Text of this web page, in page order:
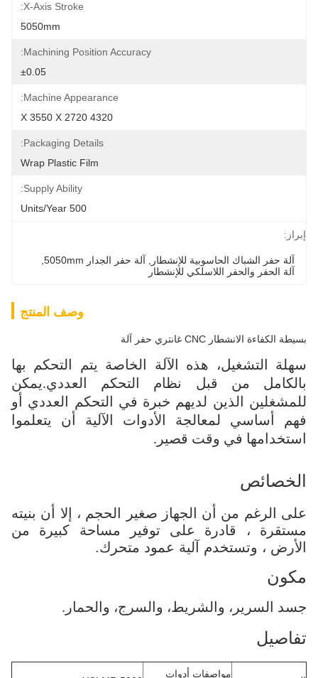
X-Axis Stroke:
5050mm
Machining Position Accuracy:
±0.05
Machine Appearance:
4320 X 3550 X 2720
Packaging Details:
Wrap Plastic Film
Supply Ability:
500 Units/year
إبراز:
آلة حفر الشباك الحاسوبية للإنشطار, آلة حفر الجدار 5050mm
,
آلة الحفر والحفر اللاسلكي للإنشطار
وصف المنتج
بسيطة الكفاءة الانشطار CNC غانتري حفر آلة
سهلة التشغيل، هذه الآلة الخاصة يتم التحكم بها
بالكامل من قبل نظام التحكم العددي.يمكن
للمشغلين الذين لديهم خبرة في التحكم العددي أو
فهم أساسي لمعالجة الأدوات الآلية أن يتعلموا
استخدامها في وقت قصير.
الخصائص
على الرغم من أن الجهاز صغير الحجم ، إلا أن بنيته
مستقرة ، قادرة على توفير مساحة كبيرة من
الأرض ، وتستخدم آلية عمود متحرك.
مكون
جسد السرير، والشريط، والسرج، والحمار.
تفاصيل
مواصفات أدوات